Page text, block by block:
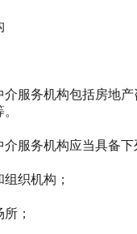
服务机构包括房地产
服务机构应当具备下
织机构；
；